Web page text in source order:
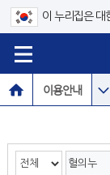
이 누리집은 대
이용안내